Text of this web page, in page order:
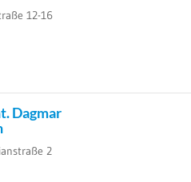
12-16
Dagmar
2